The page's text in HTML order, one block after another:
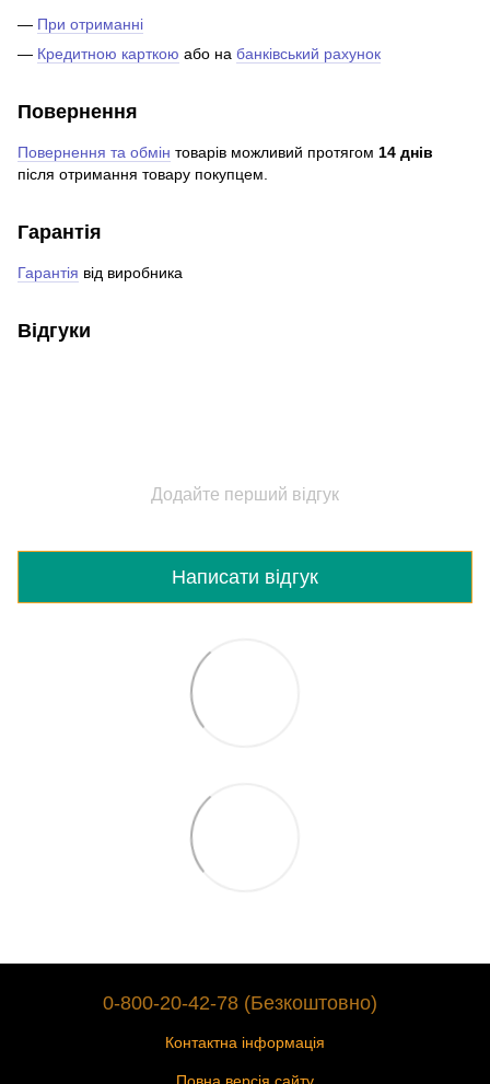
— При отриманні
— Кредитною карткою або на банківський рахунок
Повернення
Повернення та обмін товарів можливий протягом 14 днів
після отримання товару покупцем.
Гарантія
Гарантія від виробника
Відгуки
Додайте перший відгук
Написати відгук
0-800-20-42-78 (Безкоштовно)
Контактна інформація
Повна версія сайту